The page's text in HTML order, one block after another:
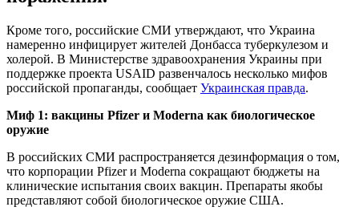
Кроме того, российские СМИ утверждают, что Украина
намеренно инфицирует жителей Донбасса туберкулезом и
холерой. В Министерстве здравоохранения Украины при
поддержке проекта USAID развенчалось несколько мифов
российской пропаганды, сообщает Украинская правда.
Миф 1: вакцины Pfizer и Moderna как биологическое
оружие
В российских СМИ распространяется дезинформация о том,
что корпорации Pfizer и Moderna сокращают бюджеты на
клинические испытания своих вакцин. Препараты якобы
представляют собой биологическое оружие США.